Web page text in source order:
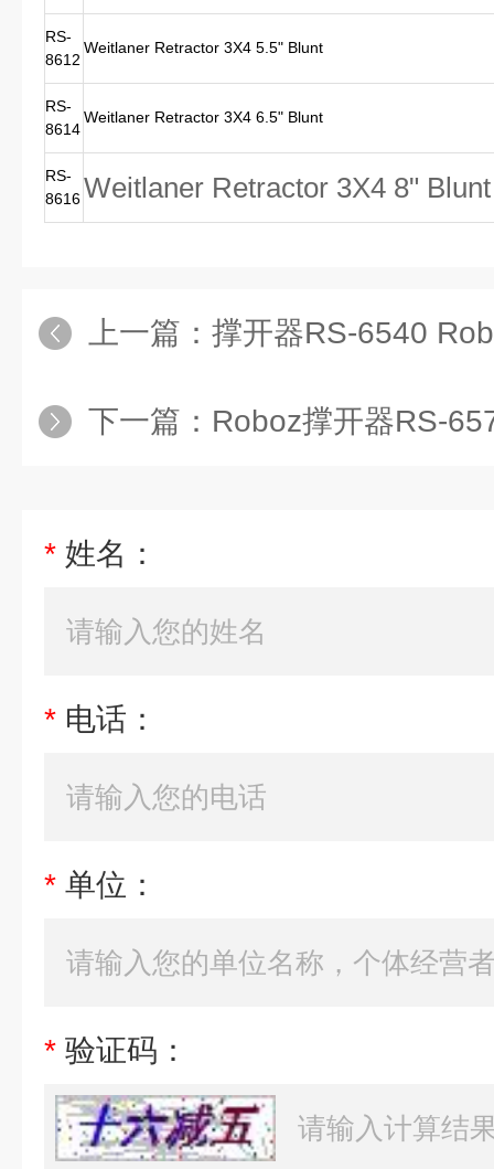
RS-
8612
Weitlaner Retractor 3X4 5.5" Blunt
RS-
8614
Weitlaner Retractor 3X4 6.5" Blunt
RS-
8616Weitlaner Retractor 3X4 8" Blunt
上一篇： 撑开器RS-6540 Roboz撑开器
下一篇： Roboz撑开器RS-6570
* 姓名：
* 电话：
* 单位：
* 验证码：